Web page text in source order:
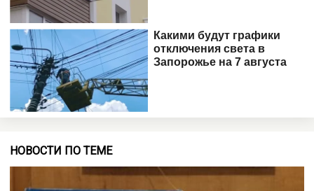
НОВОСТИ ПО ТЕМЕ